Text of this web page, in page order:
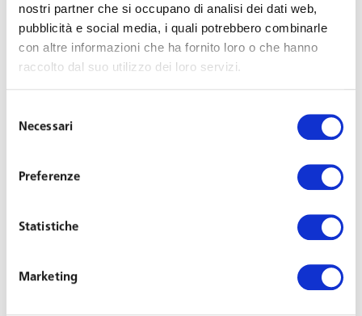
nostri partner che si occupano di analisi dei dati web,
pubblicità e social media, i quali potrebbero combinarle
con altre informazioni che ha fornito loro o che hanno
raccolto dal suo utilizzo dei loro servizi.
delNecessari
Preferenze
Statistiche
Marketing
programmi di distacco presso i clienti e presso altri studi
aderenti all’Alleanza Ius Laboris, nonché ai programmi di Ius
Laboris University divisi tra Project Management, Legal
Knowledge e Marketing Skills.
Per collaborare con noi, sono considerati titoli preferenziali
Tipologia e voto di maturità
Tesi svolta
secondo parametri
Eventuali esperienze all’estero